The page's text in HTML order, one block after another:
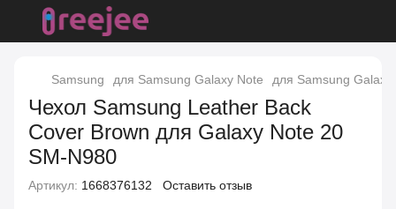
Samsung для Samsung Galaxy Note для Samsung Galaxy
Чехол Samsung Leather Back
Cover Brown для Galaxy Note 20
SM-N980
Артикул: 1668376132 Оставить отзыв